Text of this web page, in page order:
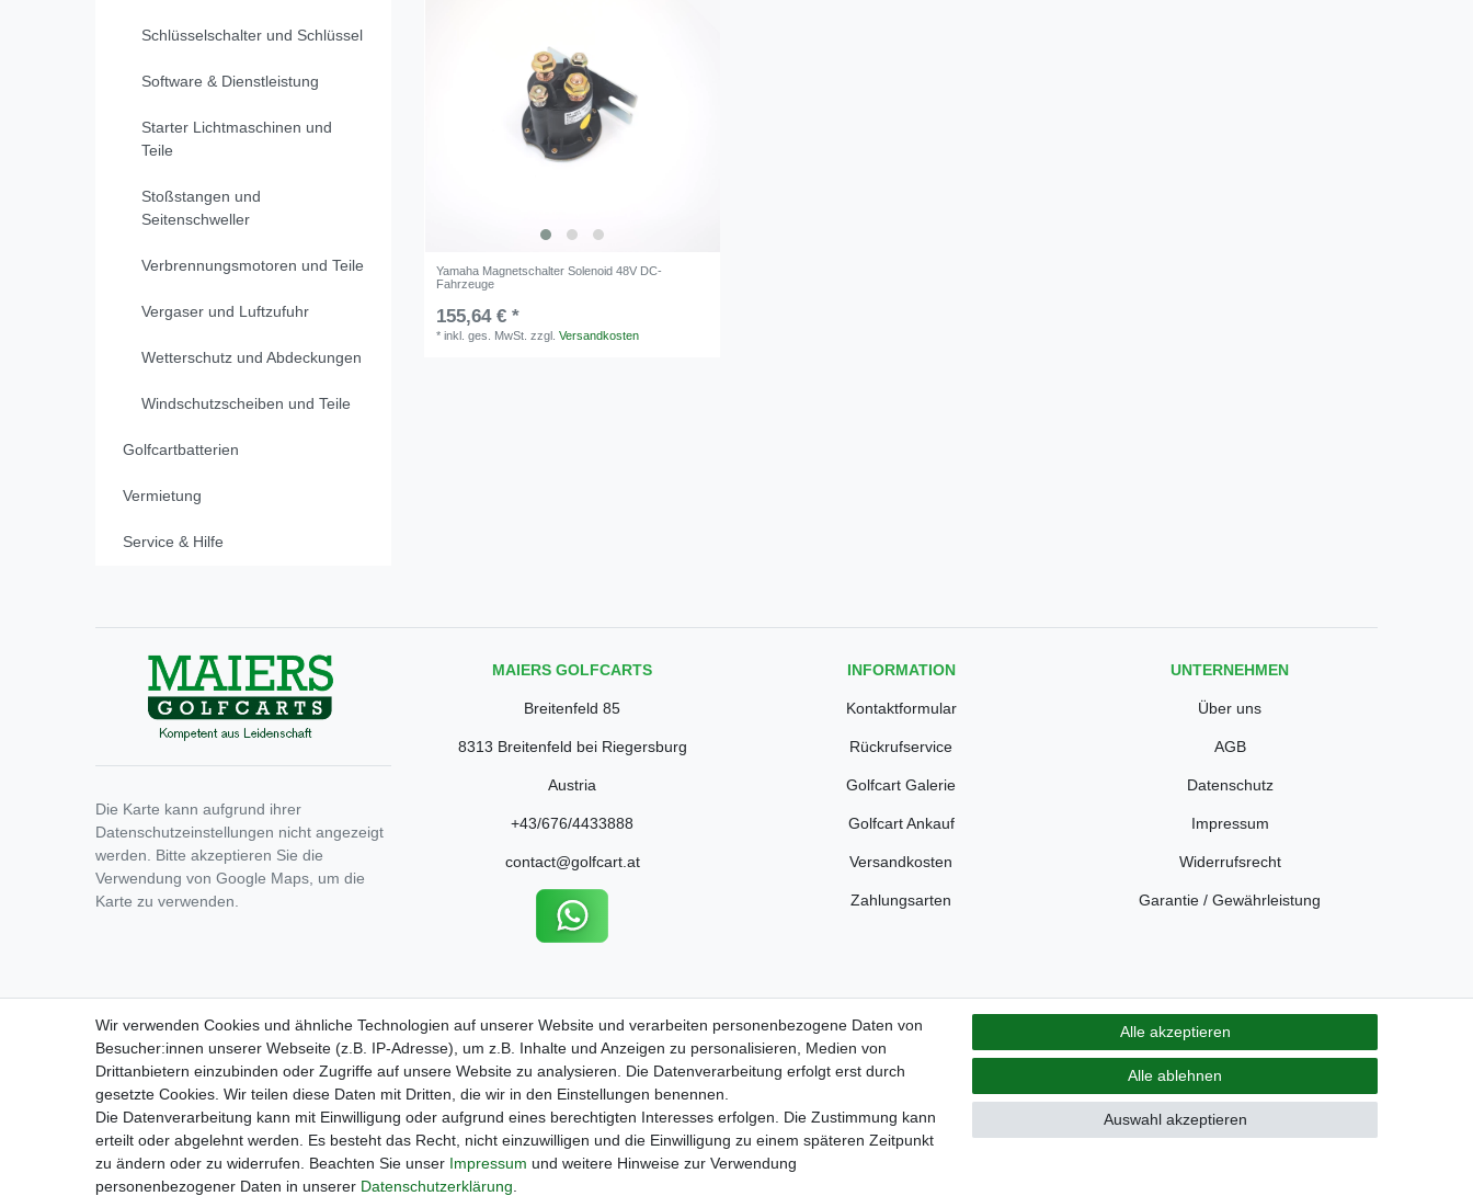
Schlüsselschalter und Schlüssel
Software & Dienstleistung
Starter Lichtmaschinen und
Teile
Stoßstangen und
Seitenschweller
Verbrennungsmotoren und Teile
Vergaser und Luftzufuhr
Wetterschutz und Abdeckungen
Windschutzscheiben und Teile
Golfcartbatterien
Vermietung
Service & Hilfe
Yamaha Magnetschalter Solenoid 48V DC-
Fahrzeuge
155,64 € *
*inkl. ges. MwSt. zzgl.Versandkosten
Die Karte kann aufgrund ihrer
Datenschutzeinstellungen nicht angezeigt
werden. Bitte akzeptieren Sie die
Verwendung von Google Maps, um die
Karte zu verwenden.
MAIERS GOLFCARTS
Breitenfeld 85
8313 Breitenfeld bei Riegersburg
Austria
+43/676/4433888
contact@golfcart.at
INFORMATION
Kontaktformular
Rückrufservice
Golfcart Galerie
Golfcart Ankauf
Versandkosten
Zahlungsarten
UNTERNEHMEN
Über uns
AGB
Datenschutz
Impressum
Widerrufsrecht
Garantie / Gewährleistung
Sie suchen ein gebrauchtes Golf Car? Maiers Golfcarts ist Ihr österreichischer Golfcar Händler für Clubcar, Ezgo, Garia, Melex und Yamaha! Maiers Golfcarts ist zudem Ihre
Nummer 1 Golfcart-Werkstatt für Hartle Car, Tomberlin, Hyundai, HDK, Lamborghini und Graf Carello Fahrzeuge. Wir freuen uns über Ihren Besuch beim Spezialisten für Clubcar
Golfmobil, Ezgo Golfwagen, Melex Golfcaddy, Yamaha Golfcar, Hyundai Golf Cart.
Wir verwenden Cookies und ähnliche Technologien auf unserer Website und verarbeiten personenbezogene Daten von
Besucher:innen unserer Webseite (z.B. IP-Adresse), um z.B. Inhalte und Anzeigen zu personalisieren, Medien von
Drittanbietern einzubinden oder Zugriffe auf unsere Website zu analysieren. Die Datenverarbeitung erfolgt erst durch
gesetzte Cookies. Wir teilen diese Daten mit Dritten, die wir in den Einstellungen benennen.
Die Datenverarbeitung kann mit Einwilligung oder aufgrund eines berechtigten Interesses erfolgen. Die Zustimmung kann
erteilt oder abgelehnt werden. Es besteht das Recht, nicht einzuwilligen und die Einwilligung zu einem späteren Zeitpunkt
zu ändern oder zu widerrufen. Beachten Sie unser Impressum und weitere Hinweise zur Verwendung
personenbezogener Daten in unserer Daten­schutz­erklärung
Alle akzeptieren
Alle ablehnen
Auswahl akzeptieren